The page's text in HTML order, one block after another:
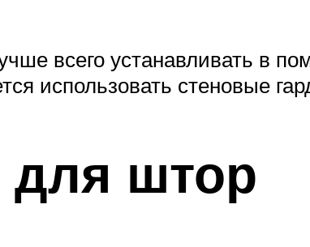
всего устанавливать в
использовать стеновые
для штор